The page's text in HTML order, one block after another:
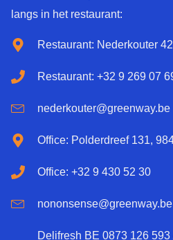
langs in het restaurant:
Restaurant: Nederkouter
Restaurant: +32 9 269 07
nederkouter@greenway.be
Office: Polderdreef 131,
Office: +32 9 430 52 30
nononsense@greenway.be
Delifresh BE 0873 126